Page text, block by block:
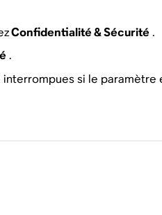
Confidentialité & Sécurité .
.
si le paramètre